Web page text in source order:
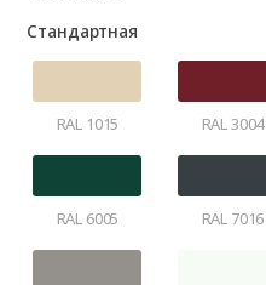
Стандартная
RAL 1015 RAL 3004
RAL 6005 RAL 7016